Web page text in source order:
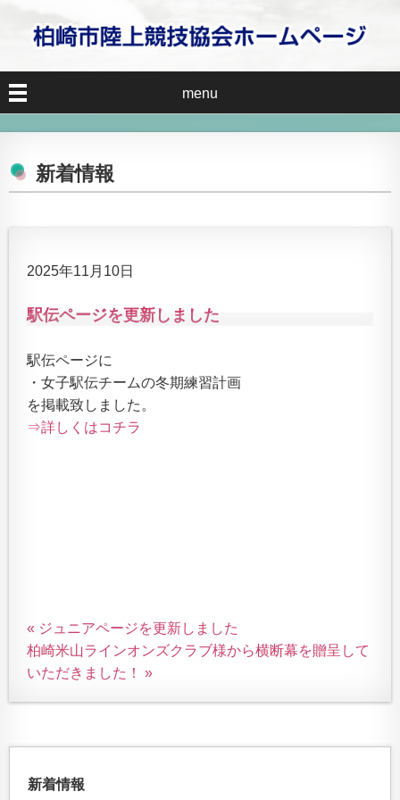
menu
新着情報
2025年11月10日
駅伝ページを更新しました
駅伝ページに
・女子駅伝チームの冬期練習計画
を掲載致しました。
⇒詳しくはコチラ
« ジュニアページを更新しました
柏崎米山ラインオンズクラブ様から横断幕を贈呈して
いただきました！ »
新着情報